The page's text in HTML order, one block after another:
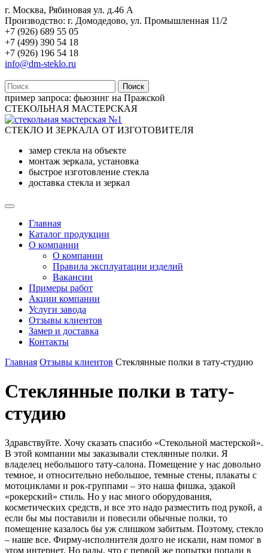
г. Москва, Рябиновая ул. д.46 А
Производство: г. Домодедово, ул. Промышленная 11/2
+7 (926) 689 55 05
+7 (499) 390 54 18
+7 (926) 196 54 18
info@dm-steklo.ru
Поиск
пример запроса: фьюзинг на Пражской
СТЕКОЛЬНАЯ МАСТЕРСКАЯ
СТЕКЛО И ЗЕРКАЛА ОТ ИЗГОТОВИТЕЛЯ
замер стекла на объекте
монтаж зеркала, установка
быстрое изготовление стекла
доставка стекла и зеркал
Главная
Каталог продукции
О компании
О компании
Правила эксплуатации изделий
Вакансии
Примеры работ
Акции компании
Услуги завода
Отзывы клиентов
Замер и доставка
Контакты
Главная Отзывы клиентов Стеклянные полки в тату-студию
Стеклянные полки в тату-
студию
Здравствуйте. Хочу сказать спасибо «Стекольной мастерской».
В этой компании мы заказывали стеклянные полки. Я
владелец небольшого тату-салона. Помещение у нас довольно
темное, и относительно небольшое, темные стены, плакаты с
мотоциклами и рок-группами – это наша фишка, эдакой
«рокерский» стиль. Но у нас много оборудования,
косметических средств, и все это надо разместить под рукой, а
если бы мы поставили и повесили обычные полки, то
помещение казалось бы уж слишком забитым. Поэтому, стекло
– наше все. Фирму-исполнителя долго не искали, нам помог в
этом интернет. Но рады, что с первой же попытки попали в